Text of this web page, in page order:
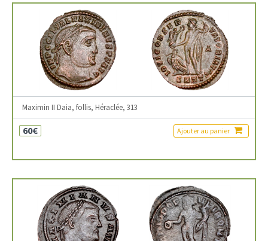
Maximin II Daia, follis, Héraclée, 313
60€ Ajouter au panier